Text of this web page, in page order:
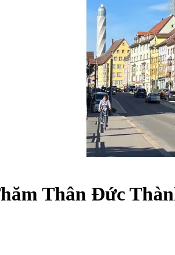
Thân Đức